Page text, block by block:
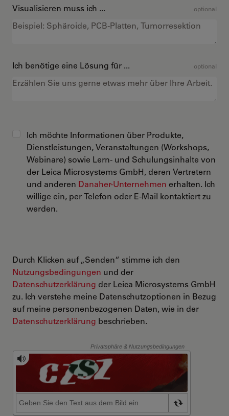
Visualisieren muss ich ... optional
Ich benötige eine Lösung für ... optional
Ich möchte Informationen über Produkte,
Dienstleistungen, Veranstaltungen (Workshops,
Webinare) sowie Lern- und Schulungsinhalte von
der Leica Microsystems GmbH, deren Vertretern
und anderen Danaher-Unternehmen erhalten. Ich
willige ein, per Telefon oder E-Mail kontaktiert zu
werden.
Durch Klicken auf „Senden“ stimme ich den
Nutzungsbedingungen und der
Datenschutzerklärung der Leica Microsystems GmbH
zu. Ich verstehe meine Datenschutzoptionen in Bezug
auf meine personenbezogenen Daten, wie in der
Datenschutzerklärung beschrieben.